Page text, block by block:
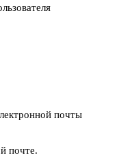
почты
почте.